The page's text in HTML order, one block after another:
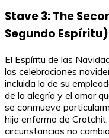
Stave 3: The
Segundo Espíritu)
El Espíritu de las
las celebraciones
incluida la de su
de la alegría y el amor
se conmueve
hijo enfermo de
circunstancias no